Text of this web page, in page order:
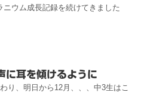
ニウム成長記録を続けてきました
に耳を傾けるように
り、明日から12月、、、中3生はこ